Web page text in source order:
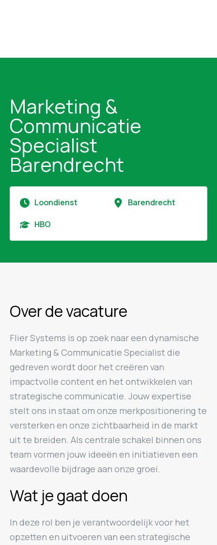
Marketing &
Communicatie
Specialist
Barendrecht
Loondienst Barendrecht
HBO
Over de vacature
Flier Systems is op zoek naar een dynamische
Marketing & Communicatie Specialist die
gedreven wordt door het creëren van
impactvolle content en het ontwikkelen van
strategische communicatie. Jouw expertise
stelt ons in staat om onze merkpositionering te
versterken en onze zichtbaarheid in de markt
uit te breiden. Als centrale schakel binnen ons
team vormen jouw ideeën en initiatieven een
waardevolle bijdrage aan onze groei.
Wat je gaat doen
In deze rol ben je verantwoordelijk voor het
opzetten en uitvoeren van een strategische